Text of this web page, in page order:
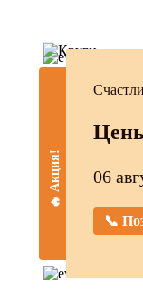
🔥 Акция! 06
📞